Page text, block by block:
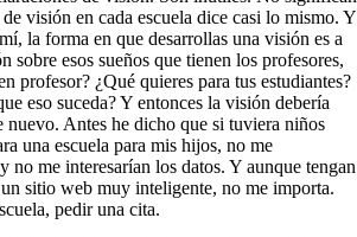
visión en cada escuela dice casi lo mismo. Y
la forma en que desarrollas una visión es a
sobre esos sueños que tienen los profesores,
profesor? ¿Qué quieres para tus estudiantes?
eso suceda? Y entonces la visión debería
nuevo. Antes he dicho que si tuviera niños
una escuela para mis hijos, no me
no me interesarían los datos. Y aunque tengan
sitio web muy inteligente, no me importa.
pedir una cita.